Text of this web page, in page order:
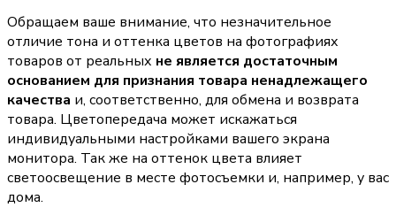
Обращаем ваше внимание, что незначительное
отличие тона и оттенка цветов на фотографиях
товаров от реальных не является достаточным
основанием для признания товара ненадлежащего
качества и, соответственно, для обмена и возврата
товара. Цветопередача может искажаться
индивидуальными настройками вашего экрана
монитора. Так же на оттенок цвета влияет
светоосвещение в месте фотосъемки и, например, у вас
дома.